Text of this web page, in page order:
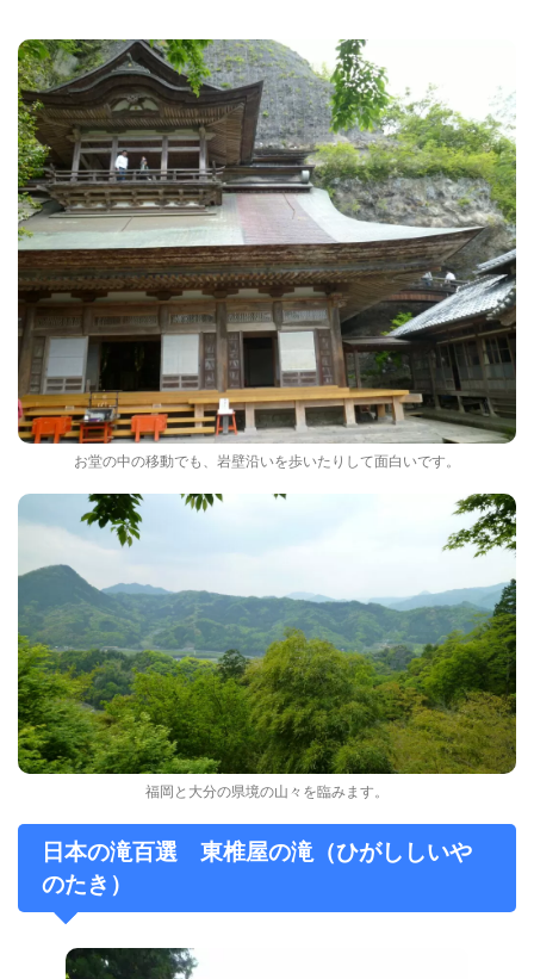
お堂の中の移動でも、岩壁沿いを歩いたりして面白いです。
福岡と大分の県境の山々を臨みます。
日本の滝百選 東椎屋の滝（ひがししいや
のたき）